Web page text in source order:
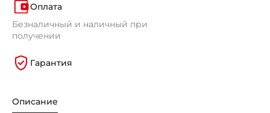
Оплата
Безналичный и наличный при
получении
Гарантия
Описание